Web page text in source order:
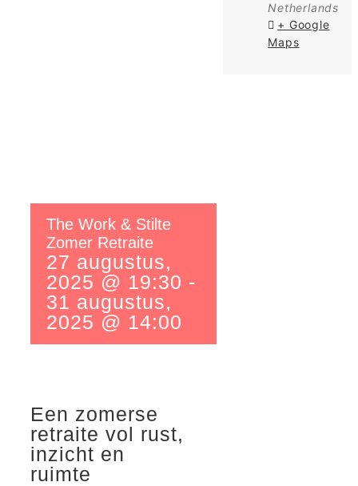
The Work & Stilte
Zomer Retraite
27 augustus,
2025 @ 19:30 -
31 augustus,
2025 @ 14:00
Een zomerse
retraite vol rust,
inzicht en
ruimte
Netherlands
+ Google
Maps